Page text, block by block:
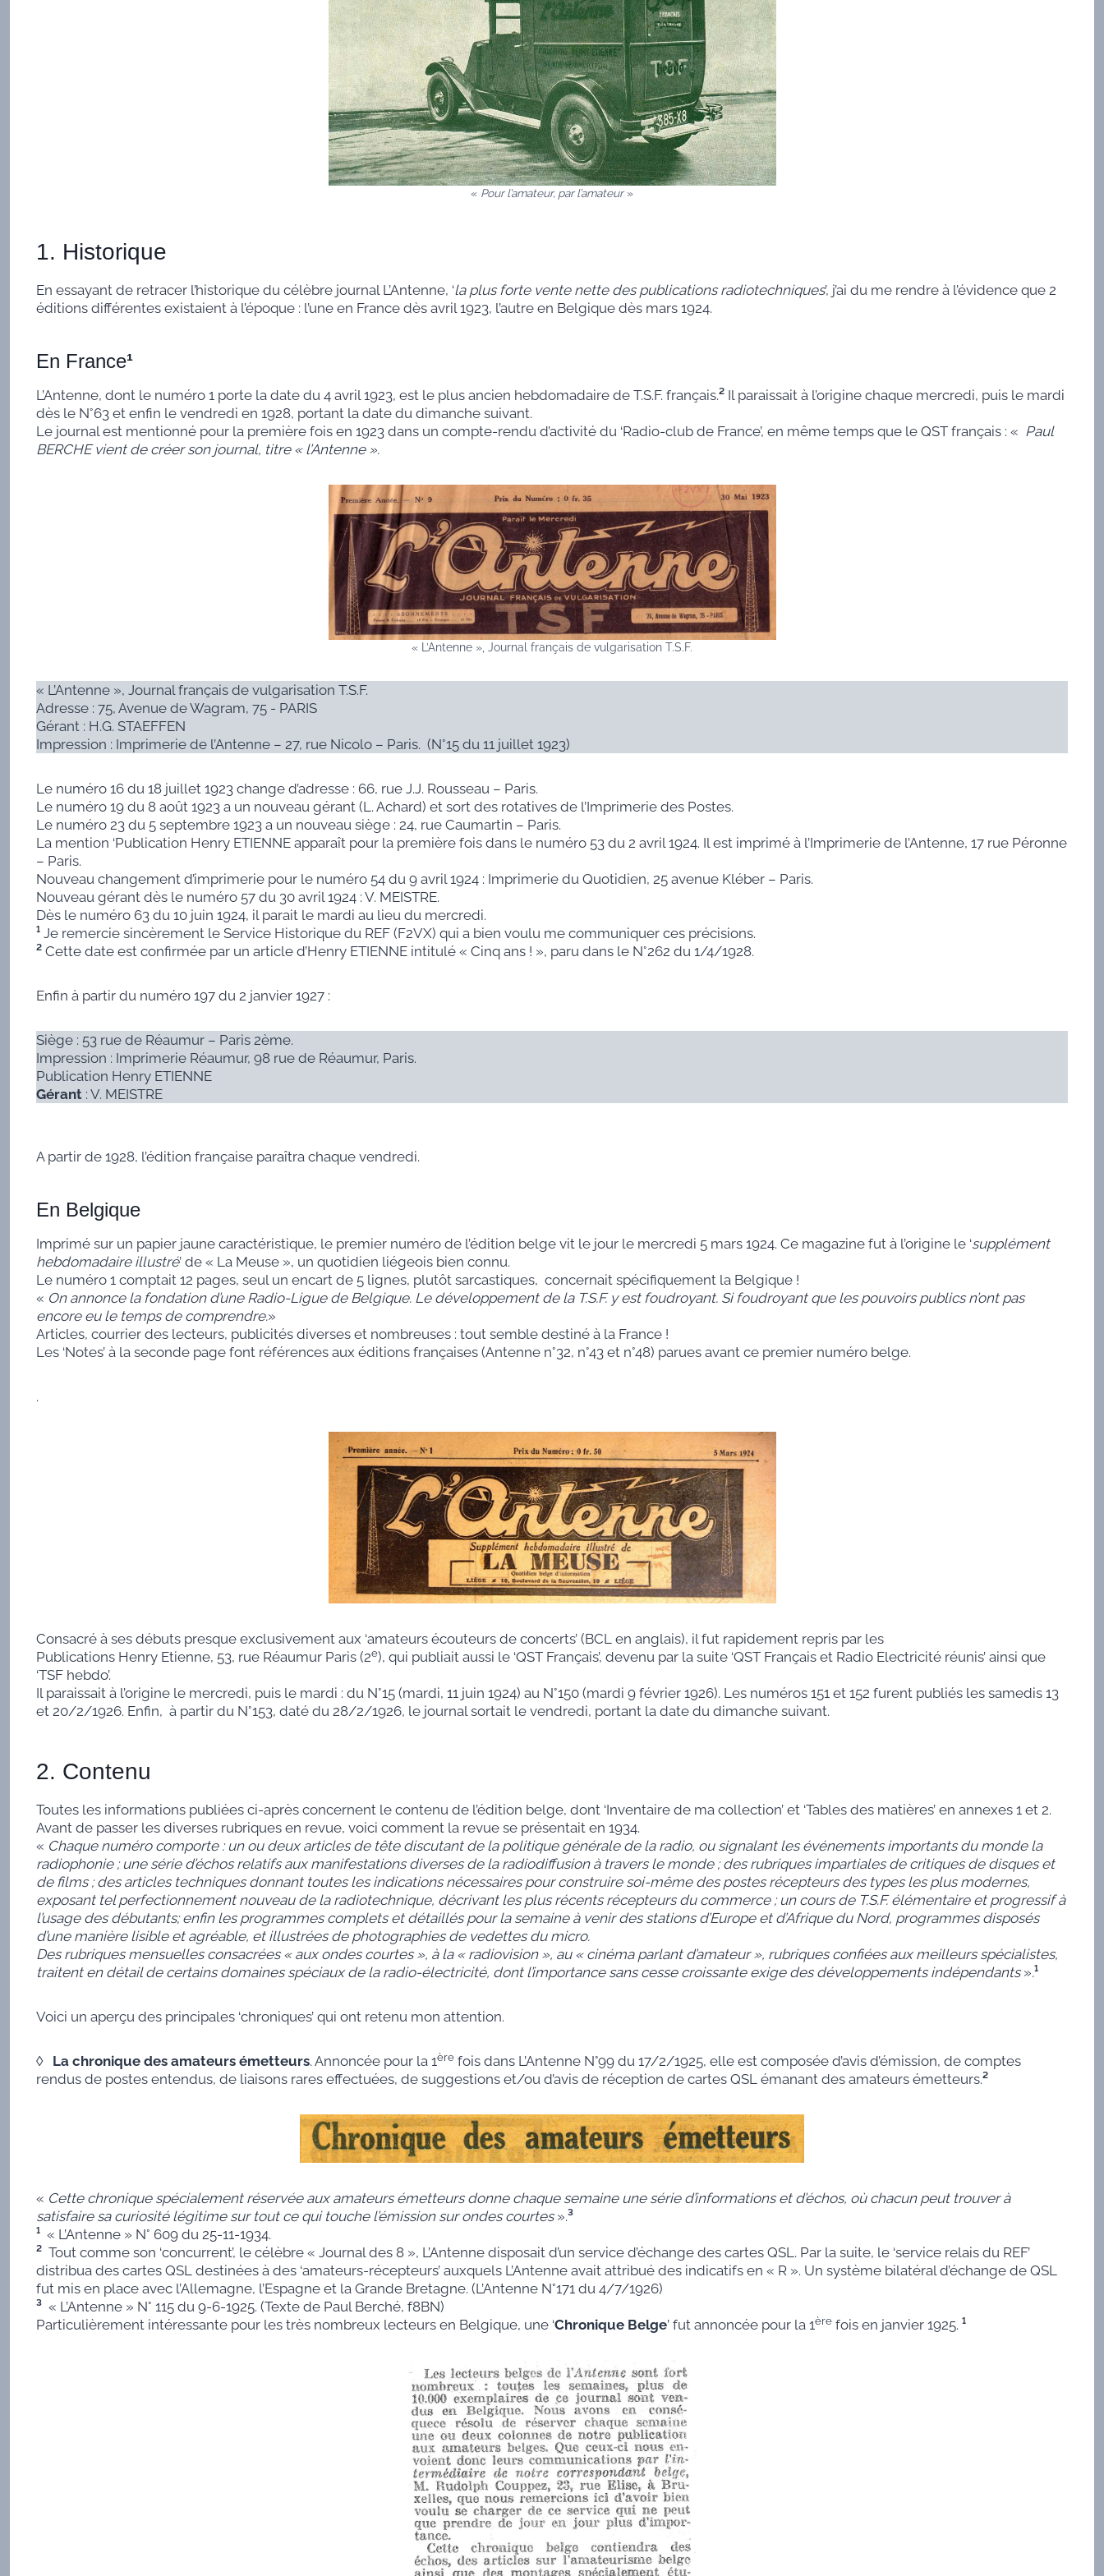
« Pour l’amateur, par l’amateur»
1. Historique
En essayant de retracer l’historique du célèbre journal L’Antenne, ‘la plus forte vente nette des publications radiotechniques’, j’ai du me rendre à l’évidence que 2
éditions différentes existaient à l’époque : l’une en France dès avril 1923, l’autre en Belgique dès mars 1924.
En France¹
L’Antenne, dont le numéro 1 porte la date du 4 avril 1923, est le plus ancien hebdomadaire de T.S.F. français.²Il paraissait à l’origine chaque mercredi, puis le mardi
dès le N°63 et enfin le vendredi en 1928, portant la date du dimanche suivant.
Le journal est mentionné pour la première fois en 1923 dans un compte-rendu d’activité du ‘Radio-club de France’, en même temps que le QST français : « Paul
BERCHE vient de créer son journal, titre « l’Antenne ».
« L’Antenne », Journal français de vulgarisation T.S.F.
« L’Antenne », Journal français de vulgarisation T.S.F.
Adresse : 75, Avenue de Wagram, 75 - PARIS
Gérant : H.G. STAEFFEN
Impression : Imprimerie de l’Antenne – 27, rue Nicolo – Paris. (N°15 du 11 juillet 1923)
Le numéro 16 du 18 juillet 1923 change d’adresse : 66, rue J.J. Rousseau – Paris.
Le numéro 19 du 8 août 1923 a un nouveau gérant (L. Achard) et sort des rotatives de l’Imprimerie des Postes.
Le numéro 23 du 5 septembre 1923 a un nouveau siège : 24, rue Caumartin – Paris.
La mention ‘Publication Henry ETIENNE apparaît pour la première fois dans le numéro 53 du 2 avril 1924. Il est imprimé à l’Imprimerie de l’Antenne, 17 rue Péronne
– Paris.
Nouveau changement d’imprimerie pour le numéro 54 du 9 avril 1924 : Imprimerie du Quotidien, 25 avenue Kléber – Paris.
Nouveau gérant dès le numéro 57 du 30 avril 1924 : V. MEISTRE.
Dès le numéro 63 du 10 juin 1924, il parait le mardi au lieu du mercredi.
¹ Je remercie sincèrement le Service Historique du REF (F2VX) qui a bien voulu me communiquer ces précisions.
² Cette date est confirmée par un article d’Henry ETIENNE intitulé « Cinq ans ! », paru dans le N°262 du 1/4/1928.
Enfin à partir du numéro 197 du 2 janvier 1927 :
Siège : 53 rue de Réaumur – Paris 2ème.
Impression : Imprimerie Réaumur, 98 rue de Réaumur, Paris.
Publication Henry ETIENNE
Gérant: V. MEISTRE
A partir de 1928, l’édition française paraîtra chaque vendredi.
En Belgique
Imprimé sur un papier jaune caractéristique, le premier numéro de l’édition belge vit le jour le mercredi 5 mars 1924. Ce magazine fut à l’origine le ‘supplément
hebdomadaire illustré’ de « La Meuse », un quotidien liégeois bien connu.
Le numéro 1 comptait 12 pages, seul un encart de 5 lignes, plutôt sarcastiques, concernait spécifiquement la Belgique !
« On annonce la fondation d’une Radio-Ligue de Belgique. Le développement de la T.S.F. y est foudroyant. Si foudroyant que les pouvoirs publics n’ont pas
encore eu le temps de comprendre.»
Articles, courrier des lecteurs, publicités diverses et nombreuses : tout semble destiné à la France !
Les ‘Notes’ à la seconde page font références aux éditions françaises (Antenne n°32, n°43 et n°48) parues avant ce premier numéro belge.
.
Consacré à ses débuts presque exclusivement aux ‘amateurs écouteurs de concerts’ (BCL en anglais), il fut rapidement repris par les
Publications Henry Etienne, 53, rue Réaumur Paris (2e), qui publiait aussi le ‘QST Français’, devenu par la suite ‘QST Français et Radio Electricité réunis’ ainsi que
‘TSF hebdo’.
Il paraissait à l’origine le mercredi, puis le mardi : du N°15 (mardi, 11 juin 1924) au N°150 (mardi 9 février 1926). Les numéros 151 et 152 furent publiés les samedis 13
et 20/2/1926. Enfin, à partir du N°153, daté du 28/2/1926, le journal sortait le vendredi, portant la date du dimanche suivant.
2. Contenu
Toutes les informations publiées ci-après concernent le contenu de l’édition belge, dont ‘Inventaire de ma collection’ et ‘Tables des matières’ en annexes 1 et 2.
Avant de passer les diverses rubriques en revue, voici comment la revue se présentait en 1934.
« Chaque numéro comporte : un ou deux articles de tête discutant de la politique générale de la radio, ou signalant les événements importants du monde la
radiophonie ; une série d’échos relatifs aux manifestations diverses de la radiodiffusion à travers le monde ; des rubriques impartiales de critiques de disques et
de films ; des articles techniques donnant toutes les indications nécessaires pour construire soi-même des postes récepteurs des types les plus modernes,
exposant tel perfectionnement nouveau de la radiotechnique, décrivant les plus récents récepteurs du commerce ; un cours de T.S.F. élémentaire et progressif à
l’usage des débutants; enfin les programmes complets et détaillés pour la semaine à venir des stations d’Europe et d’Afrique du Nord, programmes disposés
d’une manière lisible et agréable, et illustrées de photographies de vedettes du micro.
Des rubriques mensuelles consacrées « aux ondes courtes », à la « radiovision », au « cinéma parlant d’amateur », rubriques confiées aux meilleurs spécialistes,
traitent en détail de certains domaines spéciaux de la radio-électricité, dont l’importance sans cesse croissante exige des développements indépendants».¹
Voici un aperçu des principales ‘chroniques’ qui ont retenu mon attention.
◊ La chronique des amateurs émetteurs. Annoncée pour la 1èrefois dans L’Antenne N°99 du 17/2/1925, elle est composée d’avis d’émission, de comptes
rendus de postes entendus, de liaisons rares effectuées, de suggestions et/ou d’avis de réception de cartes QSL émanant des amateurs émetteurs.²
« Cette chronique spécialement réservée aux amateurs émetteurs donne chaque semaine une série d’informations et d’échos, où chacun peut trouver à
satisfaire sa curiosité légitime sur tout ce qui touche l’émission sur ondes courtes».³
¹« L’Antenne » N° 609 du 25-11-1934.
² Tout comme son ‘concurrent’, le célèbre « Journal des 8 », L’Antenne disposait d’un service d’échange des cartes QSL. Par la suite, le ‘service relais du REF’
distribua des cartes QSL destinées à des ‘amateurs-récepteurs’ auxquels L’Antenne avait attribué des indicatifs en « R ». Un système bilatéral d’échange de QSL
fut mis en place avec l’Allemagne, l’Espagne et la Grande Bretagne. (L’Antenne N°171 du 4/7/1926)
³ « L’Antenne » N° 115 du 9-6-1925. (Texte de Paul Berché, f8BN)
Particulièrement intéressante pour les très nombreux lecteurs en Belgique, une ‘Chronique Belge’ fut annoncée pour la 1èrefois en janvier 1925. ¹